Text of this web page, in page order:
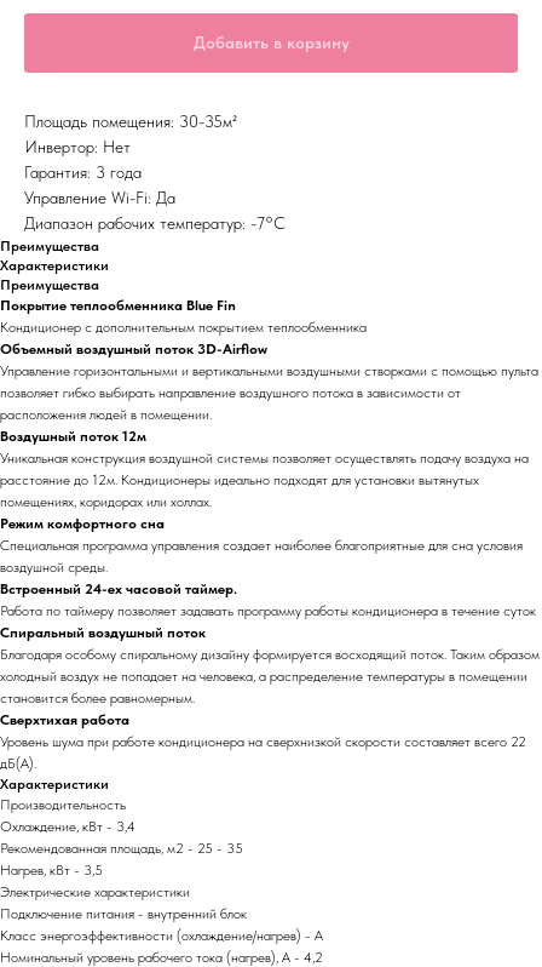
Добавить в корзину
Площадь помещения: 30-35м²
Инвертор: Нет
Гарантия: 3 года
Управление Wi-Fi: Да
Диапазон рабочих температур: -7°С
Преимущества
Характеристики
Преимущества
Покрытие теплообменника Blue Fin
Кондиционер с дополнительным покрытием теплообменника
Объемный воздушный поток 3D-Airflow
Управление горизонтальными и вертикальными воздушными створками с помощью пульта
позволяет гибко выбирать направление воздушного потока в зависимости от
расположения людей в помещении.
Воздушный поток 12м
Уникальная конструкция воздушной системы позволяет осуществлять подачу воздуха на
расстояние до 12м. Кондиционеры идеально подходят для установки вытянутых
помещениях, коридорах или холлах.
Режим комфортного сна
Специальная программа управления создает наиболее благоприятные для сна условия
воздушной среды.
Встроенный 24-ех часовой таймер.
Работа по таймеру позволяет задавать программу работы кондиционера в течение суток
Спиральный воздушный поток
Благодаря особому спиральному дизайну формируется восходящий поток. Таким образом
холодный воздух не попадает на человека, а распределение температуры в помещении
становится более равномерным.
Сверхтихая работа
Уровень шума при работе кондиционера на сверхнизкой скорости составляет всего 22
дБ(А).
Характеристики
Производительность
Охлаждение, кВт - 3,4
Рекомендованная площадь, м2 - 25 - 35
Нагрев, кВт - 3,5
Электрические характеристики
Подключение питания - внутренний блок
Класс энергоэффективности (охлаждение/нагрев) - A
Номинальный уровень рабочего тока (нагрев), А - 4,2